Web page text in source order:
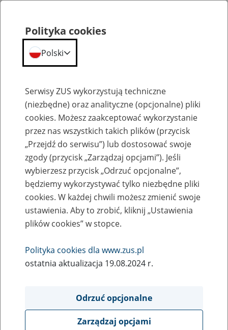
Szkolenia
Zaproś ZUS do siebie - zakładanie profili
eZUS w siedzibie Twojej firmy
Rodzaj wydarzenia
Szkolenia
Obszar merytoryczny
obsługa klientów
Polityka cookies
Polski
Serwisy ZUS wykorzystują techniczne
(niezbędne) oraz analityczne (opcjonalne) pliki
cookies. Możesz zaakceptować wykorzystanie
przez nas wszystkich takich plików (przycisk
„Przejdź do serwisu”) lub dostosować swoje
zgody (przycisk „Zarządzaj opcjami”). Jeśli
wybierzesz przycisk „Odrzuć opcjonalne”,
będziemy wykorzystywać tylko niezbędne pliki
cookies. W każdej chwili możesz zmienić swoje
ustawienia. Aby to zrobić, kliknij „Ustawienia
plików cookies” w stopce.
Polityka cookies dla www.zus.pl
ostatnia aktualizacja 19.08.2024 r.
Odrzuć opcjonalne
Zarządzaj opcjami